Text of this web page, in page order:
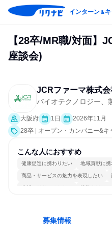
インターン＆
【28卒/MR職/対面】
座談会)
JCRファーマ株式会
バイオテクノロジー、
大阪府 1日
2026年11月
28卒 | オープン・カンパニー&キ
こんな人におすすめ
健康促進に携わりたい 地域貢献に携
商品・サービスの魅力を表現したい
分析・リサーチしたい 情熱を持って
募集情報